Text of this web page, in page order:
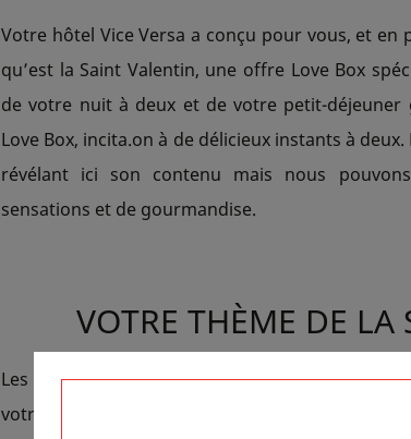
Votre hôtel Vice Versa a conçu pour vous, et
qu’est la Saint Valentin, une offre Love Box
de votre nuit à deux et de votre petit-déjeuner
Love Box, incita.on à de délicieux instants à
révélant ici son contenu mais nous
sensations et de gourmandise.
VOTRE THÈME DE
Les sept péchés capitaux sont le thème de la
votre hôtel Vice Versa. Imaginez donc passer